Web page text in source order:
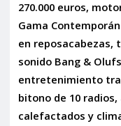
270.000 euros,
Gama
en reposacabezas,
sonido Bang &
entretenimiento
bitono de 10
calefactados y